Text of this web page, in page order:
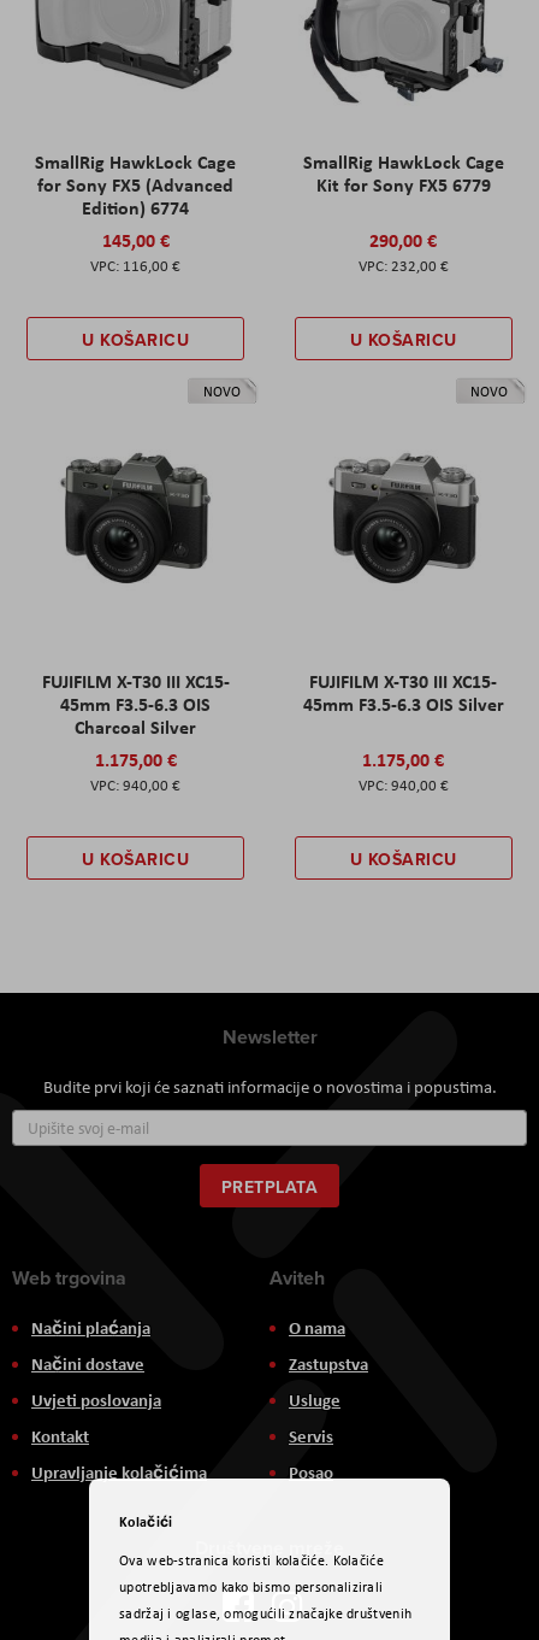
SmallRig HawkLock Cage
for Sony FX5 (Advanced
Edition) 6774
145,00 €
116,00 €
U KOŠARICU
SmallRig HawkLock Cage
Kit for Sony FX5 6779
290,00 €
232,00 €
U KOŠARICU
NOVO
FUJIFILM X-T30 III XC15-
45mm F3.5-6.3 OIS
Charcoal Silver
1.175,00 €
940,00 €
U KOŠARICU
NOVO
FUJIFILM X-T30 III XC15-
45mm F3.5-6.3 OIS Silver
1.175,00 €
940,00 €
U KOŠARICU
Newsletter
Budite prvi koji će saznati informacije o novostima i popustima.
se
za
naš
newsletter:
PRETPLATA
Web trgovina
Načini plaćanja
Načini dostave
Uvjeti poslovanja
Kontakt
Upravljanje kolačićima
Aviteh
O nama
Zastupstva
Usluge
Servis
Posao
Društvene mreže
Kolačići
Ova web-stranica koristi kolačiće. Kolačiće
upotrebljavamo kako bismo personalizirali
sadržaj i oglase, omogućili značajke društvenih